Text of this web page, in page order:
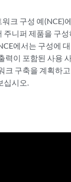
크 구성 예(NCE)
주니퍼 제품을 구
에서는 구성에
력이 포함된 사용
크 구축을 계획하
십시오.